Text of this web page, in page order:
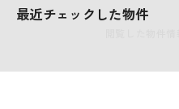
最近チェックした物件